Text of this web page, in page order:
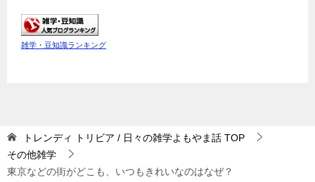
雑学・豆知識ランキング
トレンディ トリビア / 日々の雑学よもやま話 TOP
その他雑学
東京などの街がどこも、いつもきれいなのはなぜ？